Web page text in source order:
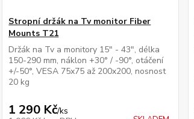
Stropní držák na Tv monitor Fiber
Mounts T21
Držák na Tv a monitory 15" - 43", délka
150-290 mm, náklon +30° / -90°, otáčení
+/-50°, VESA 75x75 až 200x200, nosnost
20 kg
1 290 Kč/ks